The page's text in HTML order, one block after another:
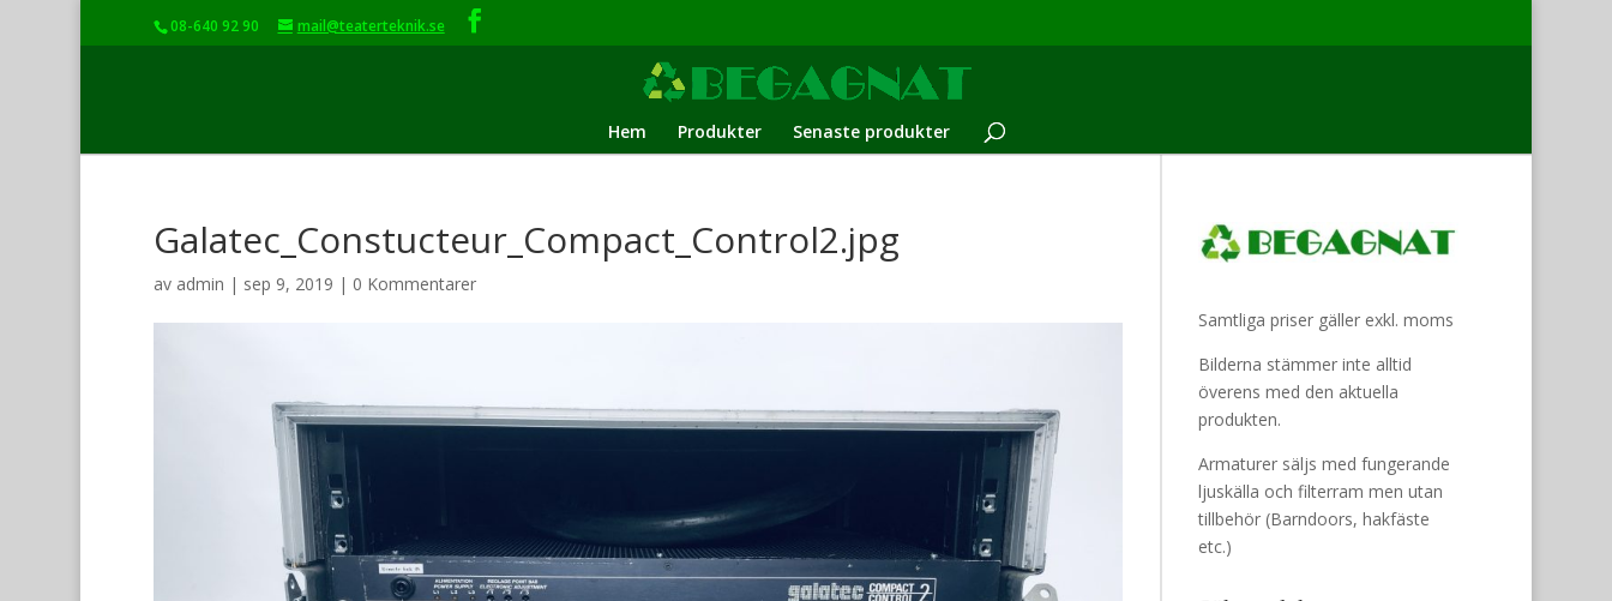
08-640 92 90 mail@teaterteknik.se
Hem Produkter Senaste produkter
Galatec_Constucteur_Compact_Control2.jpg
av admin | sep 9, 2019 | 0 Kommentarer
Samtliga priser gäller exkl. moms
Bilderna stämmer inte alltid
överens med den aktuella
produkten.
Armaturer säljs med fungerande
ljuskälla och filterram men utan
tillbehör (Barndoors, hakfäste
etc.)